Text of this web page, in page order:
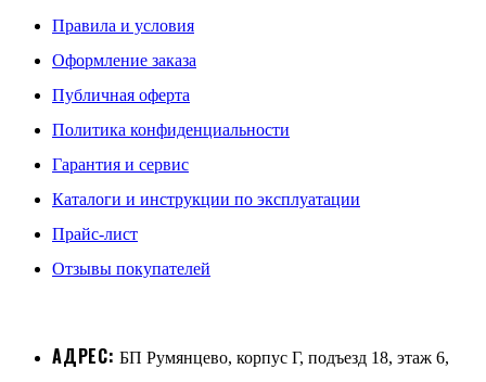
Правила и условия
Оформление заказа
Публичная оферта
Политика конфиденциальности
Гарантия и сервис
Каталоги и инструкции по эксплуатации
Прайс-лист
Отзывы покупателей
АДРЕС: БП Румянцево, корпус Г, подъезд 18, этаж 6,